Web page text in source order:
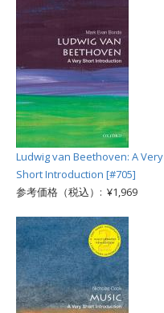
Ludwig van Beethoven: A Very
Short Introduction [#705]
参考価格（税込）: ¥1,969